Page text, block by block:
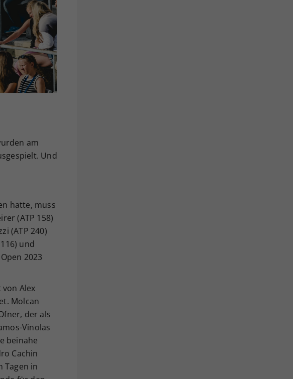
am
Und
hatte, muss
(ATP 158)
(ATP 240)
und
2023
von Alex
Molcan
der als
Vinolas
beinahe
Cachin
Tagen in
falls der
hat.